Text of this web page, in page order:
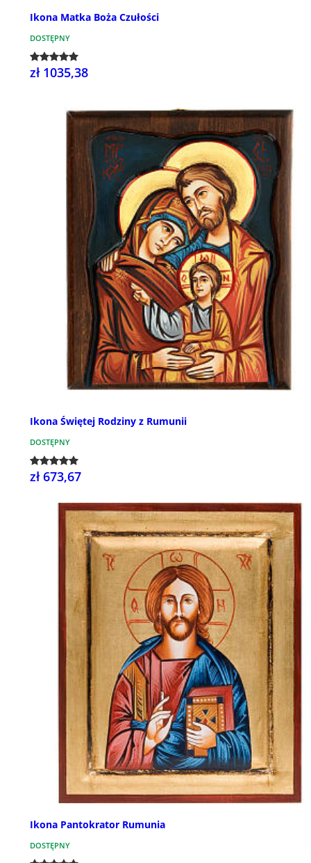
Ikona Matka Boża Czułości
DOSTĘPNY
zł 1035,38
Ikona Świętej Rodziny z Rumunii
DOSTĘPNY
zł 673,67
Ikona Pantokrator Rumunia
DOSTĘPNY